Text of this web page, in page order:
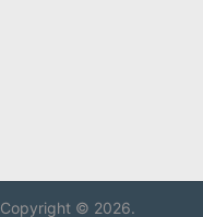
Copyright © 2026.